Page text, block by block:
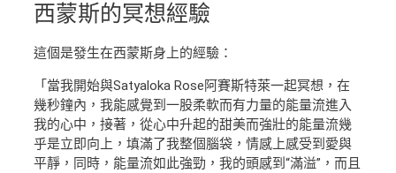
西蒙斯的冥想經驗
這個是發生在西蒙斯身上的經驗：
「當我開始與Satyaloka Rose阿賽斯特萊一起冥想，在
幾秒鐘內，我能感覺到一股柔軟而有力量的能量流進入
我的心中，接著，從心中升起的甜美而強壯的能量流幾
乎是立即向上，填滿了我整個腦袋，情感上感受到愛與
平靜，同時，能量流如此強勁，我的頭感到“滿溢”，而且